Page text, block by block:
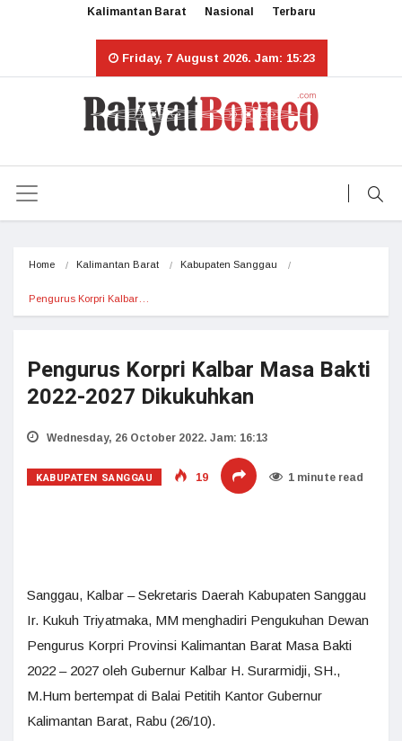
Kalimantan Barat Nasional Terbaru
Friday, 7 August 2026. Jam: 15:23
Home Kalimantan Barat Kabupaten Sanggau
Pengurus Korpri Kalbar…
Pengurus Korpri Kalbar Masa Bakti
2022-2027 Dikukuhkan
Wednesday, 26 October 2022. Jam: 16:13
KABUPATEN SANGGAU 19 1 minute read
Sanggau, Kalbar – Sekretaris Daerah Kabupaten Sanggau
Ir. Kukuh Triyatmaka, MM menghadiri Pengukuhan Dewan
Pengurus Korpri Provinsi Kalimantan Barat Masa Bakti
2022 – 2027 oleh Gubernur Kalbar H. Surarmidji, SH.,
M.Hum bertempat di Balai Petitih Kantor Gubernur
Kalimantan Barat, Rabu (26/10).